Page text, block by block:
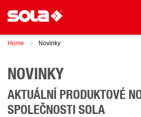
Home Novinky
NOVINKY
AKTUÁLNÍ PRODUKTOVÉ
SPOLEČNOSTI SOLA